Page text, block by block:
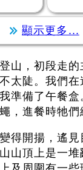
顯示更多...
山，初段走
太陡。我們
準備了午餐
，進餐時牠們
得開揚，遙
山頂上是一